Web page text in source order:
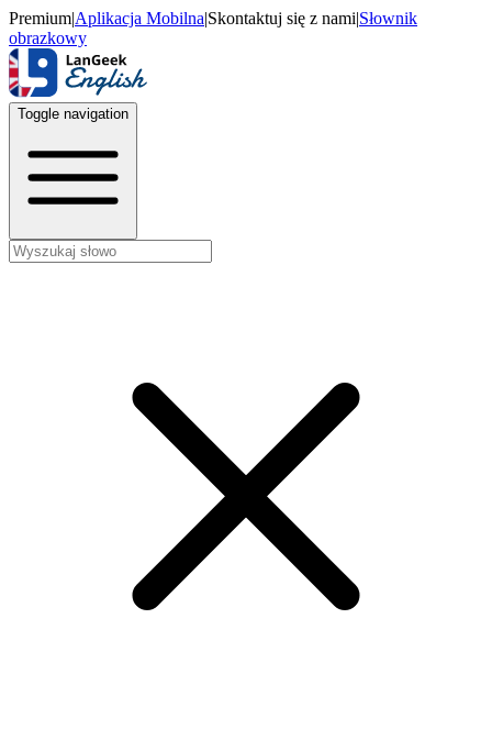
Premium|Aplikacja Mobilna|Skontaktuj się z nami|Słownik
obrazkowy
Toggle navigation